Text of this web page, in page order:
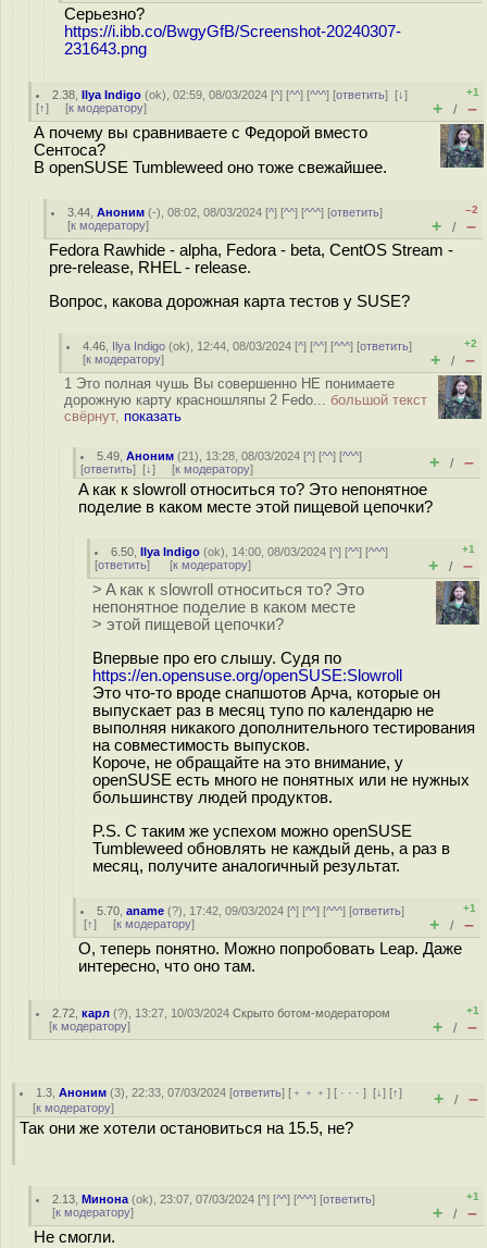
Серьезно?
https://i.ibb.co/BwgyGfB/Screenshot-20240307-
231643.png
2.38 ,Ilya Indigo (ok), 02:59, 08/03/2024 [^] [^^] [^^^] [ответить][↓]
[↑] [к модератору]
+1
+ / –
А почему вы сравниваете с Федорой вместо
Сентоса?
В openSUSE Tumbleweed оно тоже свежайшее.
3.44 ,Аноним (-), 08:02, 08/03/2024 [^] [^^] [^^^] [ответить]
[к модератору]
–2
+ / –
Fedora Rawhide - alpha, Fedora - beta, CentOS Stream -
pre-release, RHEL - release.
Вопрос, какова дорожная карта тестов у SUSE?
4.46 Ilya Indigo (ok), 12:44, 08/03/2024 [^] [^^] [^^^] [ответить]
[к модератору]
+2
+ / –
1 Это полная чушь Вы совершенно НЕ понимаете
дорожную карту красношляпы 2 Fedo... большой текст
свёрнут, показать
5.49 ,Аноним (21), 13:28, 08/03/2024 [^] [^^] [^^^]
[ответить] [↓] [к модератору] + / –
A как к slowroll относиться то? Это непонятное
поделие в каком месте этой пищевой цепочки?
6.50 ,Ilya Indigo (ok), 14:00, 08/03/2024 [^] [^^] [^^^]
[ответить] [к модератору]
+1
+ / –
> A как к slowroll относиться то? Это
непонятное поделие в каком месте
> этой пищевой цепочки?
Впервые про его слышу. Судя по
https://en.opensuse.org/openSUSE:Slowroll
Это что-то вроде снапшотов Арча, которые он
выпускает раз в месяц тупо по календарю не
выполняя никакого дополнительного тестирования
на совместимость выпусков.
Короче, не обращайте на это внимание, у
openSUSE есть много не понятных или не нужных
большинству людей продуктов.
P.S. С таким же успехом можно openSUSE
Tumbleweed обновлять не каждый день, а раз в
месяц, получите аналогичный результат.
5.70 ,aname (?), 17:42, 09/03/2024 [^] [^^] [^^^] [ответить]
[↑] [к модератору]
+1
+ / –
О, теперь понятно. Можно попробовать Leap. Даже
интересно, что оно там.
2.72 ,карл (?), 13:27, 10/03/2024Скрыто ботом-модератором
[к модератору]
+1
+ / –
1.3 ,Аноним (3), 22:33, 07/03/2024 [ответить] [ ﹢﹢﹢] [ · · ·][↓] [↑]
[к модератору] + / –
Так они же хотели остановиться на 15.5, не?
2.13 ,Минона (ok), 23:07, 07/03/2024 [^] [^^] [^^^] [ответить]
[к модератору]
+1
+ / –
Не смогли.